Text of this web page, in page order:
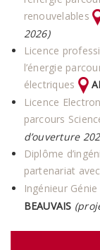
renouvelables
2026)
Licence
l’énergie
électriques
Licence
parcours
d’ouverture
Diplôme
partenariat avec
Ingénieur
BEAUVAIS